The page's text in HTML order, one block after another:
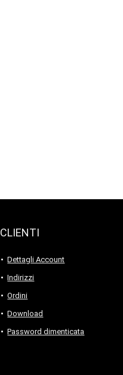
CLIENTI
Dettagli Account
Indirizzi
Ordini
Download
Password dimenticata